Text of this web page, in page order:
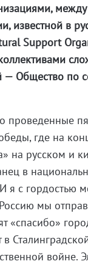
известной в
Support
Общество по
проведенные
где на
на русском и
в
с гордостью
мы
«спасибо»
войне.